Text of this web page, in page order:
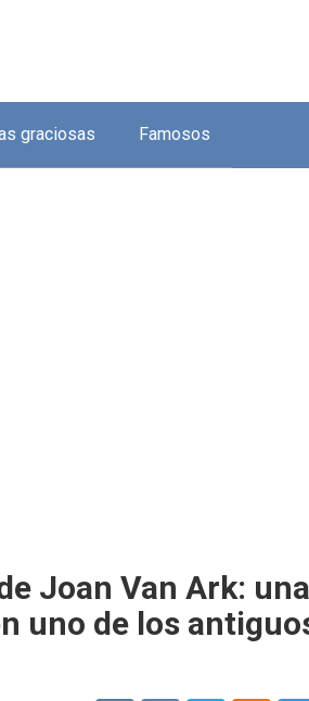
graciosas Famosos
Joan Van Ark: una
uno de los